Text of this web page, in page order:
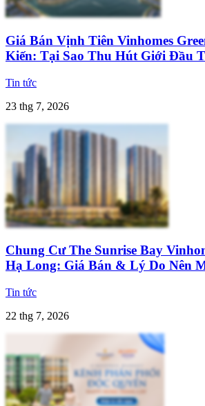
Giá Bán Vịnh Tiên Vinhomes
Kiến: Tại Sao Thu Hút Giới Đầu
Tin tức
23 thg 7, 2026
Chung Cư The Sunrise Bay
Hạ Long: Giá Bán & Lý Do Nên
Tin tức
22 thg 7, 2026